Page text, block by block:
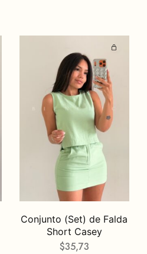
Conjunto (Set) de Falda
Short Casey
$35,73